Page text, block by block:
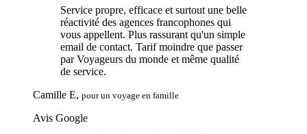
Service propre, efficace et surtout une belle
réactivité des agences francophones qui
vous appellent. Plus rassurant qu'un simple
email de contact. Tarif moindre que passer
par Voyageurs du monde et même qualité
de service.
Camille E, pour un voyage en famille
Avis Google